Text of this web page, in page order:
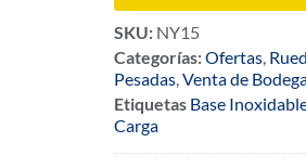
SKU: NY15
Categorías:Ofertas
Pesadas Venta de
Etiquetas Base
Carga